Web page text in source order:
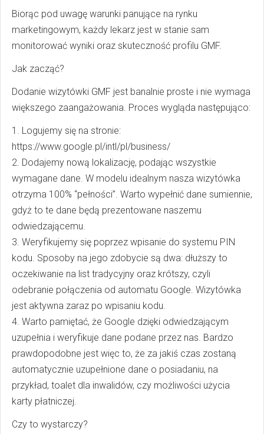
Biorąc pod uwagę warunki panujące na rynku
marketingowym, każdy lekarz jest w stanie sam
monitorować wyniki oraz skuteczność profilu GMF.
Jak zacząć?
Dodanie wizytówki GMF jest banalnie proste i nie wymaga
większego zaangażowania. Proces wygląda następująco:
1. Logujemy się na stronie:
https://www.google.pl/intl/pl/business/
2. Dodajemy nową lokalizację, podając wszystkie
wymagane dane. W modelu idealnym nasza wizytówka
otrzyma 100% “pełności”. Warto wypełnić dane sumiennie,
gdyż to te dane będą prezentowane naszemu
odwiedzającemu.
3. Weryfikujemy się poprzez wpisanie do systemu PIN
kodu. Sposoby na jego zdobycie są dwa: dłuższy to
oczekiwanie na list tradycyjny oraz krótszy, czyli
odebranie połączenia od automatu Google. Wizytówka
jest aktywna zaraz po wpisaniu kodu.
4. Warto pamiętać, że Google dzięki odwiedzającym
uzupełnia i weryfikuje dane podane przez nas. Bardzo
prawdopodobne jest więc to, że za jakiś czas zostaną
automatycznie uzupełnione dane o posiadaniu, na
przykład, toalet dla inwalidów, czy możliwości użycia
karty płatniczej.
Czy to wystarczy?